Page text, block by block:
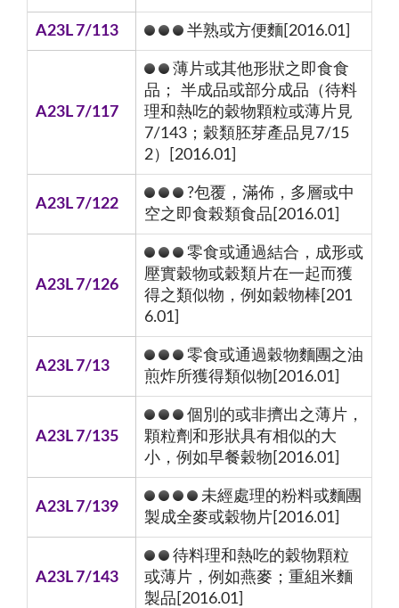
A23L 7/113 半熟或方便麵[2016.01]
A23L 7/117
薄片或其他形狀之即食食
品； 半成品或部分成品（待料
理和熱吃的穀物顆粒或薄片見
7/143；穀類胚芽產品見7/15
2）[2016.01]
A23L 7/122
?包覆，滿佈，多層或中
空之即食榖類食品[2016.01]
A23L 7/126
零食或通過結合，成形或
壓實穀物或穀類片在一起而獲
得之類似物，例如穀物棒[201
6.01]
A23L 7/13
零食或通過穀物麵團之油
煎炸所獲得類似物[2016.01]
A23L 7/135
個別的或非擠出之薄片，
顆粒劑和形狀具有相似的大
小，例如早餐穀物[2016.01]
A23L 7/139
未經處理的粉料或麵團
製成全麥或穀物片[2016.01]
A23L 7/143
待料理和熱吃的穀物顆粒
或薄片，例如燕麥；重組米麵
製品[2016.01]